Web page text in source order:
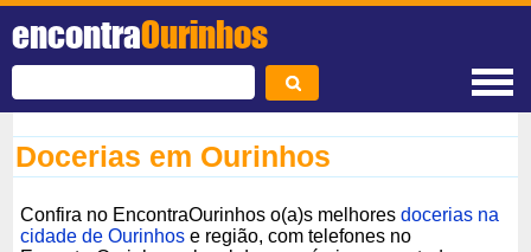
encontraOurinhos
Docerias em Ourinhos
Confira no EncontraOurinhos o(a)s melhoresdocerias na
cidade de Ourinhos e região, com telefones no